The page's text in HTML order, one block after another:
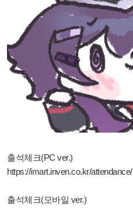
출석체크(PC ver.)
https://imart.inven.co.kr/attendance/
출석체크(모바일 ver.)